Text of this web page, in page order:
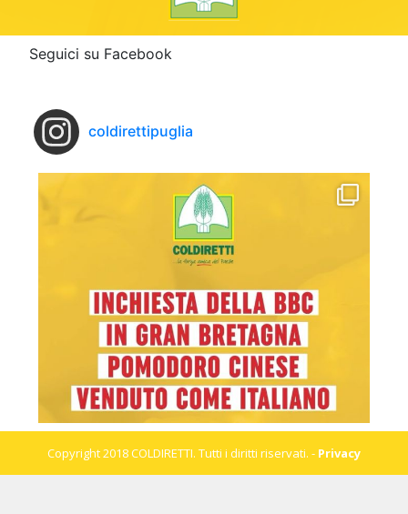
Seguici su Facebook
coldirettipuglia
Copyright 2018 COLDIRETTI. Tutti i diritti riservati. - Privacy